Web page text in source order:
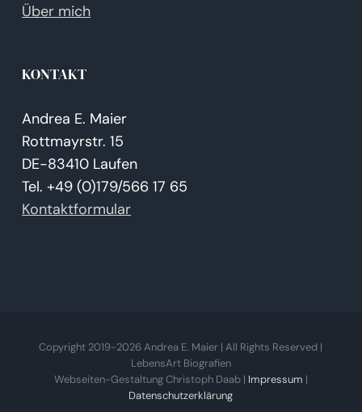
Über mich
KONTAKT
Andrea E. Maier
Rottmayrstr. 15
DE-83410 Laufen
Tel. +49 (0)179/566 17 65
Kontaktformular
Copyright 2019-2026 Andrea E. Maier | All Rights Reserved |
LebensArt Biografien
Webseiten-Gestaltung Christoph Daab | Impressum |
Datenschutzerklärung